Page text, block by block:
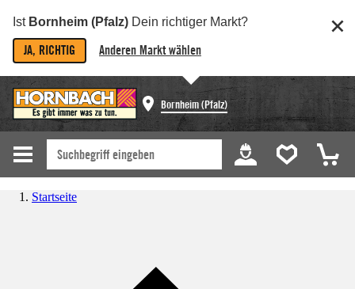
Ist Bornheim (Pfalz) Dein richtiger Markt?
JA, RICHTIG Anderen Markt wählen
Bornheim (Pfalz)
Startseite